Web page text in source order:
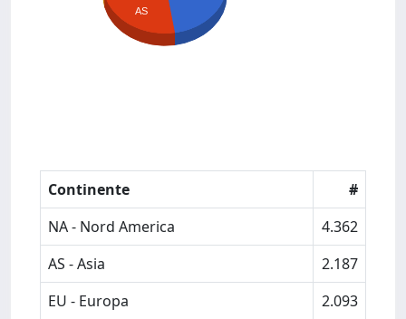
AS
Continente
#
NA - Nord America
4.362
AS - Asia
2.187
EU - Europa
2.093